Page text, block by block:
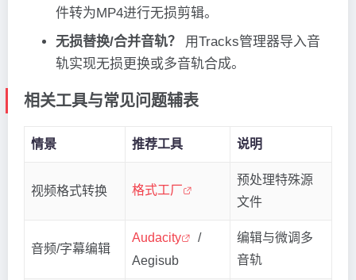
件转为MP4进行无损剪辑。
无损替换/合并音轨？
用Tracks管理器导入音
轨实现无损更换或多音轨合成。
相关工具与常见问题辅表
情景 推荐工具 说明
视频格式转换 格式工厂
预处理特殊源
文件
音频/字幕编辑
Audacity
/
Aegisub
编辑与微调多
音轨